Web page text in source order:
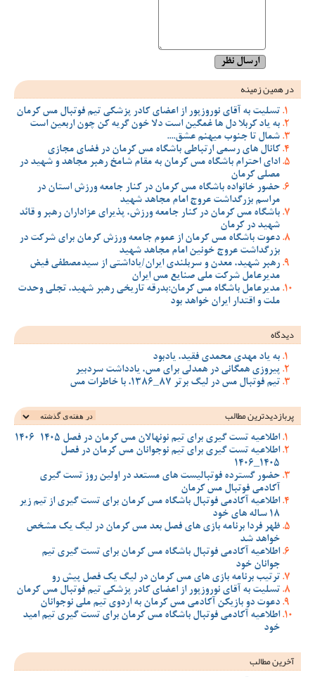
در همین زمینه
تسلیت به آقای نوروزپور از اعضای کادر پزشکی تیم فوتبال مس کرمان
به یاد کربلا دل ها غمگین است دلا خون گریه کن چون اربعین است
شمال تا جنوب میهنم عشق....
کانال های رسمی ارتباطی باشگاه مس کرمان در فضای مجازی
ادای احترام باشگاه مس کرمان به مقام شامخ رهبر مجاهد و شهید در
مصلی کرمان
حضور خانواده باشگاه مس کرمان در کنار جامعه ورزش استان در
مراسم بزرگداشت عروج امام مجاهد شهید
باشگاه مس کرمان در کنار جامعه ورزش، پذیرای عزاداران رهبر و قائد
شهید در کرمان
دعوت باشگاه مس کرمان از عموم جامعه ورزش کرمان برای شرکت در
بزرگداشت عروج خونین امام مجاهد شهید
رهبر شهید، معدن و سربلندی ایران/یاداشتی از سیدمصطفی‌‌ فیض
مدیرعامل شرکت ملی صنایع مس ایران
مدیرعامل باشگاه مس کرمان:بدرقه تاریخی رهبر شهید، تجلی وحدت
ملت و اقتدار ایران خواهد بود
دیدگاه
به یاد مهدی محمدی فقید، یادبود
پیروزی همگانی در همدلی برای مس، یادداشت سردبیر
تیم فوتبال مس در لیگ برتر 87_1386، با خاطرات مس
پربازدیدترین‌ مطالب
اطلاعیه تست گیری برای تیم نونهالان مس کرمان در فصل 1405-1406
اطلاعیه تست گیری برای تیم نوجوانان مس کرمان در فصل
1405_1406
حضور گسترده فوتبالیست های مستعد در اولین روز تست گیری
آکادمی فوتبال مس کرمان
اطلاعیه آکادمی فوتبال باشگاه مس کرمان برای تست گیری از تیم زیر
18 ساله های خود
ظهر فردا برنامه بازی های فصل بعد مس کرمان در لیگ یک مشخص
خواهد شد
اطلاعیه آکادمی فوتبال باشگاه مس کرمان برای تست گیری تیم
جوانان خود
ترتیب برنامه بازی های مس کرمان در لیگ یک فصل پیش رو
تسلیت به آقای نوروزپور از اعضای کادر پزشکی تیم فوتبال مس کرمان
دعوت دو بازیکن آکادمی مس کرمان به اردوی تیم ملی نوجوانان
اطلاعیه آکادمی فوتبال باشگاه مس کرمان برای تست گیری تیم امید
خود
آخرین مطالب